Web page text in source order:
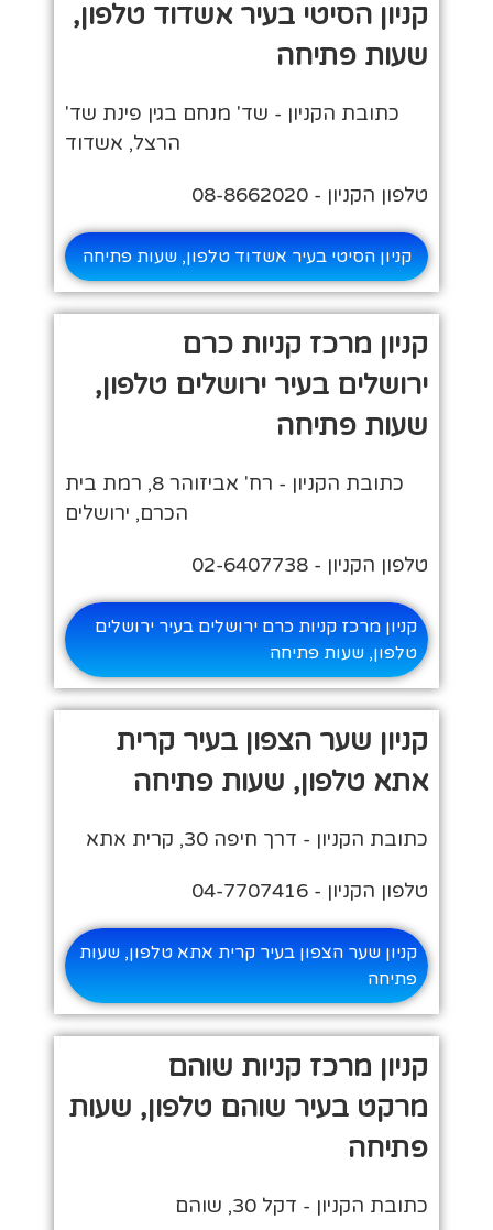
קניון הסיטי בעיר אשדוד טלפון,
שעות פתיחה
כתובת הקניון - שד' מנחם בגין פינת שד'
הרצל, אשדוד
טלפון הקניון - 08-8662020
קניון הסיטי בעיר אשדוד טלפון, שעות פתיחה
קניון מרכז קניות כרם
ירושלים בעיר ירושלים טלפון,
שעות פתיחה
כתובת הקניון - רח' אביזוהר 8, רמת בית
הכרם, ירושלים
טלפון הקניון - 02-6407738
קניון מרכז קניות כרם ירושלים בעיר ירושלים
טלפון, שעות פתיחה
קניון שער הצפון בעיר קרית
אתא טלפון, שעות פתיחה
כתובת הקניון - דרך חיפה 30, קרית אתא
טלפון הקניון - 04-7707416
קניון שער הצפון בעיר קרית אתא טלפון, שעות
פתיחה
קניון מרכז קניות שוהם
מרקט בעיר שוהם טלפון, שעות
פתיחה
כתובת הקניון - דקל 30, שוהם